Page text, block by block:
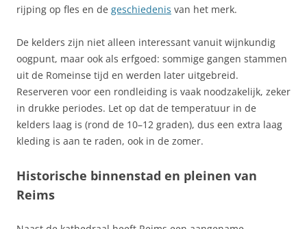
rijping op fles en de geschiedenis van het merk.
De kelders zijn niet alleen interessant vanuit wijnkundig
oogpunt, maar ook als erfgoed: sommige gangen stammen
uit de Romeinse tijd en werden later uitgebreid.
Reserveren voor een rondleiding is vaak noodzakelijk, zeker
in drukke periodes. Let op dat de temperatuur in de
kelders laag is (rond de 10–12 graden), dus een extra laag
kleding is aan te raden, ook in de zomer.
Historische binnenstad en pleinen van
Reims